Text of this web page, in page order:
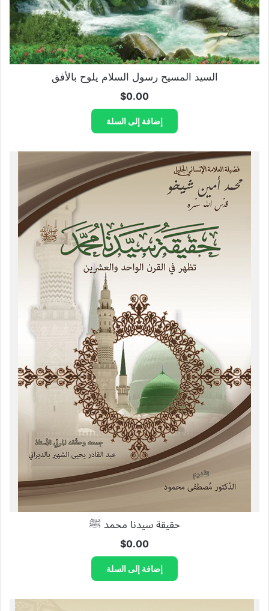
السيد المسيح رسول السلام يلوح بالأفق
$0.00
إضافة إلى السلة
حقيقة سيدنا محمد ﷺ
$0.00
إضافة إلى السلة